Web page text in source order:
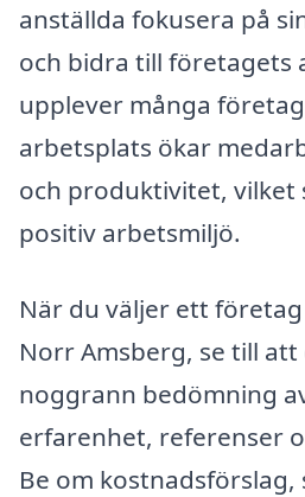
anställda fokusera på
och bidra till företagets
upplever många
arbetsplats ökar
och produktivitet, vilket
positiv arbetsmiljö.
När du väljer ett
Norr Amsberg, se till
noggrann bedömning
erfarenhet, referenser
Be om kostnadsförslag,